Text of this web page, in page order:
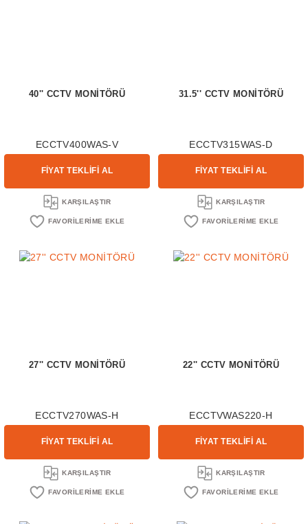
40'' CCTV MONİTÖRÜ
ECCTV400WAS-V
FİYAT TEKLİFİ AL
KARŞILAŞTIR
31.5'' CCTV MONİTÖRÜ
ECCTV315WAS-D
FİYAT TEKLİFİ AL
KARŞILAŞTIR
27'' CCTV MONİTÖRÜ
ECCTV270WAS-H
FİYAT TEKLİFİ AL
KARŞILAŞTIR
22'' CCTV MONİTÖRÜ
ECCTVWAS220-H
FİYAT TEKLİFİ AL
KARŞILAŞTIR